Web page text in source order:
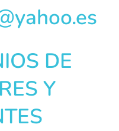
DE
Y